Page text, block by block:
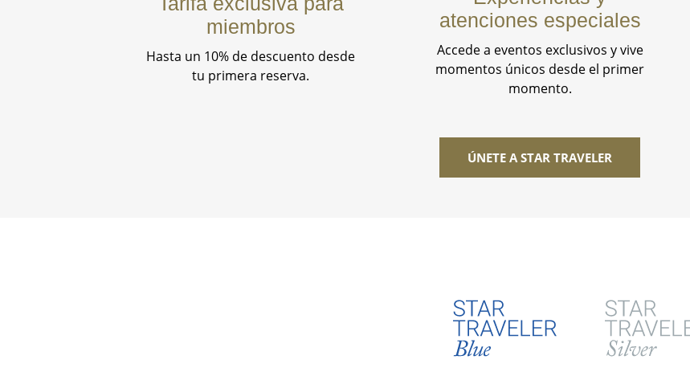
miembros
Hasta un 10% de descuento desde
tu primera reserva.
atenciones especiales
Accede a eventos exclusivos y vive
momentos únicos desde el primer
momento.
ÚNETE A STAR TRAVELER